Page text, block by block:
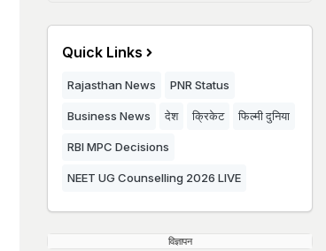
Quick Links
Rajasthan News PNR Status
Business News देश क्रिकेट फिल्मी दुनिया
RBI MPC Decisions
NEET UG Counselling 2026 LIVE
विज्ञापन